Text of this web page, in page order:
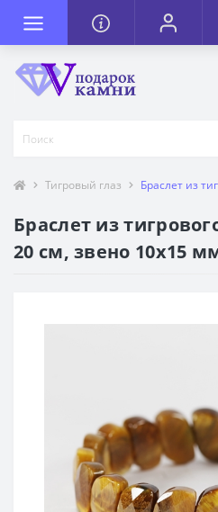
Тигровый глаз Браслет из
Браслет из
20 см, звено 10х15